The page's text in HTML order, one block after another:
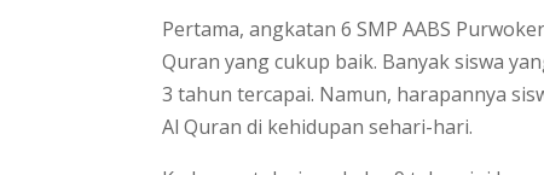
Pertama, angkatan 6 SMP AABS
Quran yang cukup baik. Banyak siswa
3 tahun tercapai. Namun, harapannya
Al Quran di kehidupan sehari-hari.